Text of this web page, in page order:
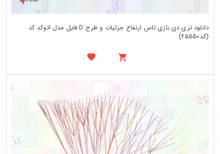
دانلود تری دی بازی تاس ارتفاع جزئیات و طرح D فایل مدل اتوکد کد
(کد25550)